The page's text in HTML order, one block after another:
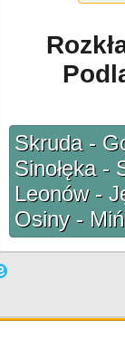
Skruda -
Sinołęka -
Leonów -
Osiny -